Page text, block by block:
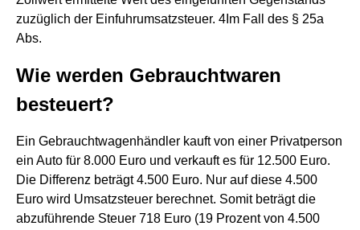
zuzüglich der Einfuhrumsatzsteuer. 4Im Fall des § 25a
Abs.
Wie werden Gebrauchtwaren
besteuert?
Ein Gebrauchtwagenhändler kauft von einer Privatperson
ein Auto für 8.000 Euro und verkauft es für 12.500 Euro.
Die Differenz beträgt 4.500 Euro. Nur auf diese 4.500
Euro wird Umsatzsteuer berechnet. Somit beträgt die
abzuführende Steuer 718 Euro (19 Prozent von 4.500